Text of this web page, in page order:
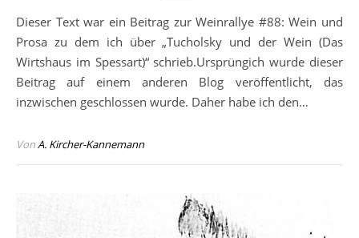
Dieser Text war ein Beitrag zur Weinrallye #88: Wein und
Prosa zu dem ich über „Tucholsky und der Wein (Das
Wirtshaus im Spessart)“ schrieb.Ursprüngich wurde dieser
Beitrag auf einem anderen Blog veröffentlicht, das
inzwischen geschlossen wurde. Daher habe ich den…
VonA. Kircher-Kannemann